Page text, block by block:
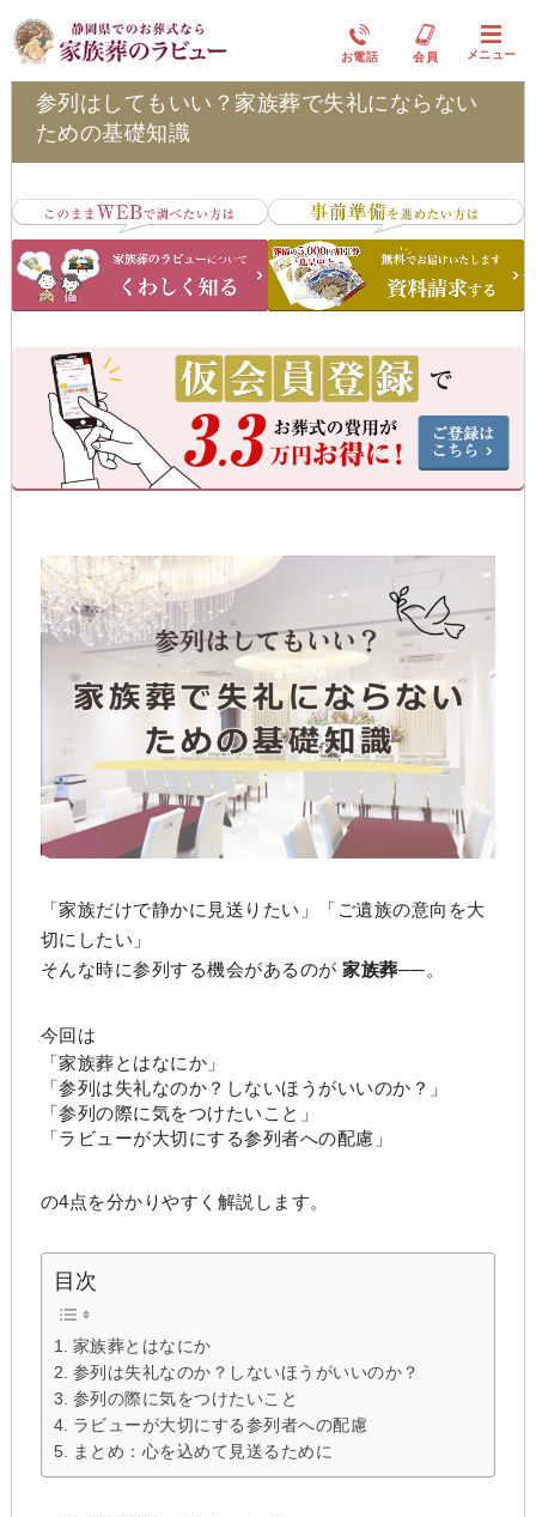
お電話 会員 メニュー
お葬式の豆知識
参列はしてもいい？家族葬で失礼にならない
ための基礎知識
「家族だけで静かに見送りたい」「ご遺族の意向を大
切にしたい」
そんな時に参列する機会があるのが家族葬──。
今回は
「家族葬とはなにか」
「参列は失礼なのか？しないほうがいいのか？」
「参列の際に気をつけたいこと」
「ラビューが大切にする参列者への配慮」
の4点を分かりやすく解説します。
目次
家族葬とはなにか
参列は失礼なのか？しないほうがいいのか？
参列の際に気をつけたいこと
ラビューが大切にする参列者への配慮
まとめ：心を込めて見送るために